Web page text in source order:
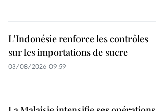
L'Indonésie renforce les contrôles
sur les importations de sucre
03/08/2026 09:59